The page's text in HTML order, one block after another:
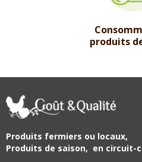
produits
Produits fermiers ou locaux,
Produits de saison, en circuit-